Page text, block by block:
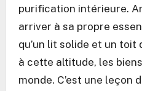
purification intérieure.
arriver à sa propre
qu’un lit solide et un
à cette altitude, les
monde. C’est une leçon